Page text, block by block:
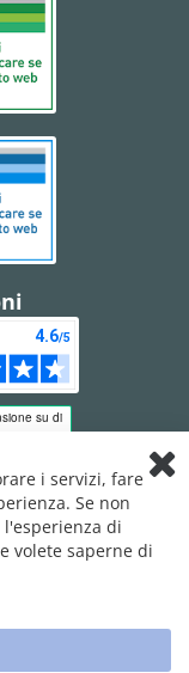
i servizi, fare
Se non
di
volete saperne di